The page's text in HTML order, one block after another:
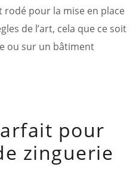
pour la mise en place
de l’art, cela que ce soit
ou sur un bâtiment
pour
zinguerie